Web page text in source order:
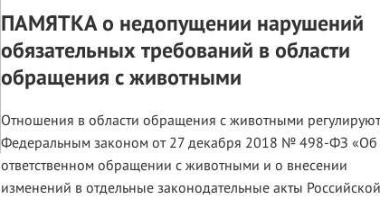
ПАМЯТКА о недопущении нарушений
обязательных требований в области
обращения с животными
Отношения в области обращения с животными
Федеральным законом от 27 декабря 2018 № 498-ФЗ «Об
ответственном обращении с животными и о внесении
изменений в отдельные законодательные акты Российской